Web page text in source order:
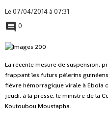
Le 07/04/2014à 07:31
0
La récente mesure de suspension,
frappant les futurs pèlerins
fièvre hémorragique virale à Ebola
jeudi, à la presse, le ministre de la
Koutoubou Moustapha.